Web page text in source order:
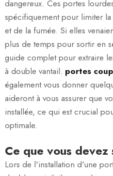
dangereux. Ces portes
spécifiquement pour limiter
et de la fumée. Si elles
plus de temps pour sortir en
guide complet pour extraire
à double vantail. portes
également vous donner
aideront à vous assurer que
installée, ce qui est crucial
optimale.
Ce que vous devez
Lors de l'installation d'une